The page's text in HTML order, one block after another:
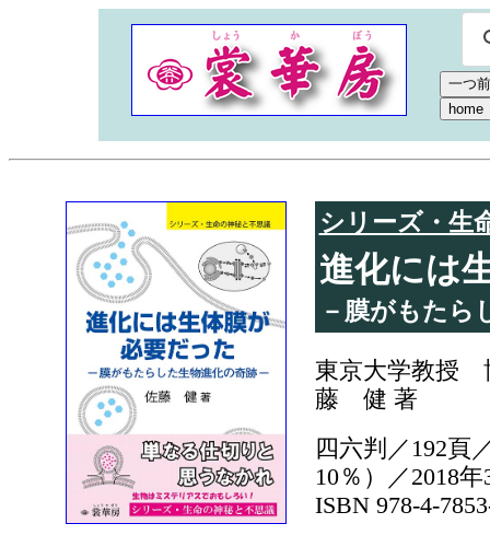
シリーズ・生
進化には
－膜がもたら
東京大学教授
藤 健 著
四六判／192頁
10％）／2018
ISBN 978-4-